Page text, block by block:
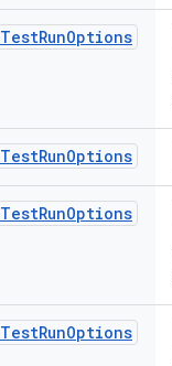
TestRunOptions
TestRunOptions
TestRunOptions
TestRunOptions